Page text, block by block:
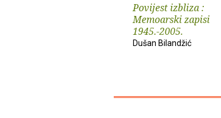
Povijest izbliza :
Memoarski zapisi
1945.-2005.
Dušan Bilandžić